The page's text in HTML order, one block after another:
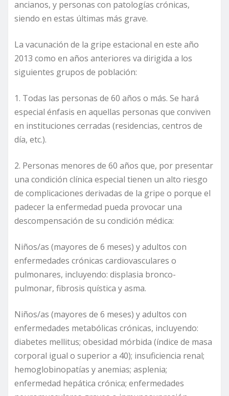
ancianos, y personas con patologías crónicas,
siendo en estas últimas más grave.
La vacunación de la gripe estacional en este año
2013 como en años anteriores va dirigida a los
siguientes grupos de población:
1. Todas las personas de 60 años o más. Se hará
especial énfasis en aquellas personas que conviven
en instituciones cerradas (residencias, centros de
día, etc.).
2. Personas menores de 60 años que, por presentar
una condición clínica especial tienen un alto riesgo
de complicaciones derivadas de la gripe o porque el
padecer la enfermedad pueda provocar una
descompensación de su condición médica:
Niños/as (mayores de 6 meses) y adultos con
enfermedades crónicas cardiovasculares o
pulmonares, incluyendo: displasia bronco-
pulmonar, fibrosis quística y asma.
Niños/as (mayores de 6 meses) y adultos con
enfermedades metabólicas crónicas, incluyendo:
diabetes mellitus; obesidad mórbida (índice de masa
corporal igual o superior a 40); insuficiencia renal;
hemoglobinopatías y anemias; asplenia;
enfermedad hepática crónica; enfermedades